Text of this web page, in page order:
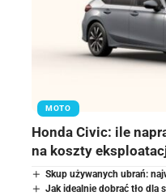
MOTO
Honda Civic: ile
na koszty
Skup używanych ubrań:
Jak idealnie dobrać tło dla